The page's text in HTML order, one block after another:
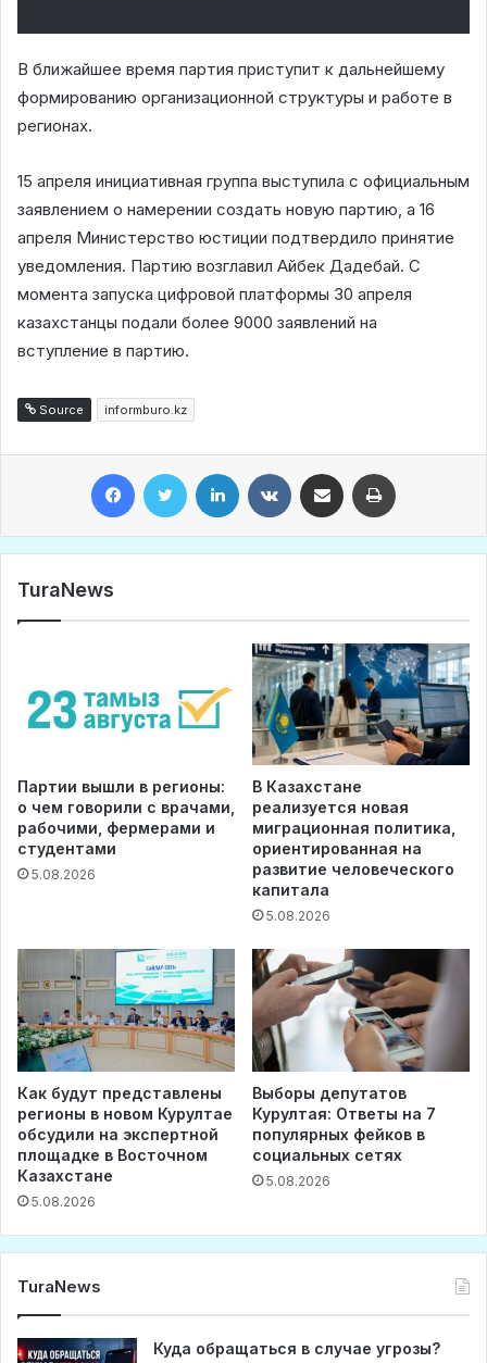
В ближайшее время партия приступит к дальнейшему
формированию организационной структуры и работе в
регионах.
15 апреля инициативная группа выступила с официальным
заявлением о намерении создать новую партию, а 16
апреля Министерство юстиции подтвердило принятие
уведомления. Партию возглавил Айбек Дадебай. С
момента запуска цифровой платформы 30 апреля
казахстанцы подали более 9000 заявлений на
вступление в партию.
Source informburo.kz
TuraNews
Партии вышли в регионы:
о чем говорили с врачами,
рабочими, фермерами и
студентами
5.08.2026
В Казахстане
реализуется новая
миграционная политика,
ориентированная на
развитие человеческого
капитала
5.08.2026
Как будут представлены
регионы в новом Курултае
обсудили на экспертной
площадке в Восточном
Казахстане
5.08.2026
Выборы депутатов
Курултая: Ответы на 7
популярных фейков в
социальных сетях
5.08.2026
TuraNews
Куда обращаться в случае угрозы?